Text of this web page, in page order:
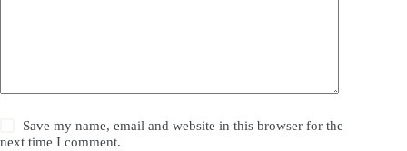
Save my name, email and website in this browser for the
next time I comment.